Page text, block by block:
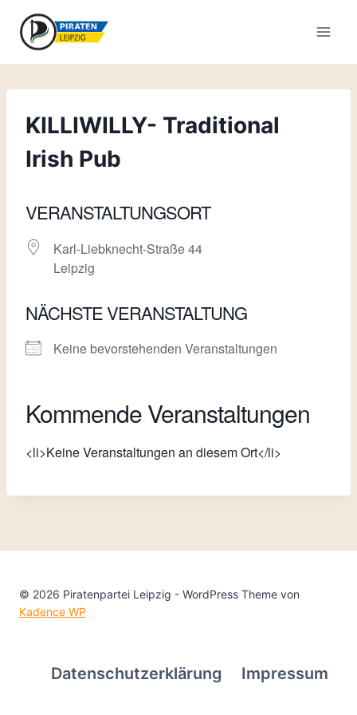
Inhalt
springen
KILLIWILLY- Traditional
Irish Pub
VERANSTALTUNGSORT
Karl-Liebknecht-Straße 44
Leipzig
NÄCHSTE VERANSTALTUNG
Keine bevorstehenden Veranstaltungen
Kommende Veranstaltungen
<li>Keine Veranstaltungen an diesem Ort</li>
© 2026 Piratenpartei Leipzig - WordPress Theme von
Kadence WP
Datenschutzerklärung Impressum